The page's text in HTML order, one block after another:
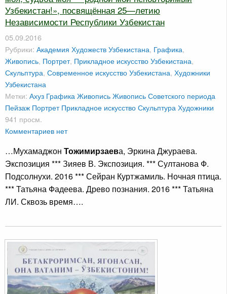
Узбекистан!», посвящённая 25—летию
Независимости Республики Узбекистан
05.09.2016
Рубрики: Академия Художеств Узбекистана, Графика,
Живопись, Портрет, Прикладное искусство Узбекистана,
Скульптура, Современное искусство Узбекистана, Художники
Узбекистана
Метки: Ахуз Графика ЖивописьЖивопись Советского периода
Пейзаж Портрет Прикладное искусствоСкульптура Художники
941 просм.
Комментариев нет
…Мухамаджон Тожимирзаева, Эркина Джураева.
Экспозиция *** Зияев В. Экспозиция. *** Султанова Ф.
Подсолнухи. 2016 *** Сейран Куртжамиль. Ночная птица.
*** Татьяна Фадеева. Древо познания. 2016 *** Татьяна
ЛИ. Сквозь время….